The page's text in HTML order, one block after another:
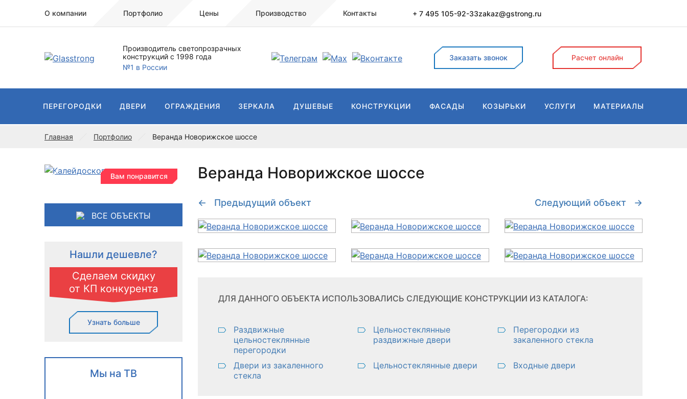
О компании Портфолио Цены Производство Контакты + 7 495 105-92-33zakaz@gstrong.ru
Производитель светопрозрачных
конструкций с 1998 года
№1 в России
Заказать звонок Расчет онлайн
ПЕРЕГОРОДКИ ДВЕРИ ОГРАЖДЕНИЯ ЗЕРКАЛА ДУШЕВЫЕ КОНСТРУКЦИИ ФАСАДЫ КОЗЫРЬКИ УСЛУГИ МАТЕРИАЛЫ
Главная Портфолио Веранда Новорижское шоссе
Вам понравится
ВСЕ ОБЪЕКТЫ
Нашли дешевле?
Сделаем скидку
от КП конкурента
Узнать больше
Мы на ТВ
Веранда Новорижское шоссе
← Предыдущий объект Следующий объект →
ДЛЯ ДАННОГО ОБЪЕКТА ИСПОЛЬЗОВАЛИСЬ СЛЕДУЮЩИЕ КОНСТРУКЦИИ ИЗ КАТАЛОГА:
Раздвижные
цельностеклянные
перегородки
Цельностеклянные
раздвижные двери
Перегородки из
закаленного стекла
Двери из закаленного
стекла
Цельностеклянные двери Входные двери